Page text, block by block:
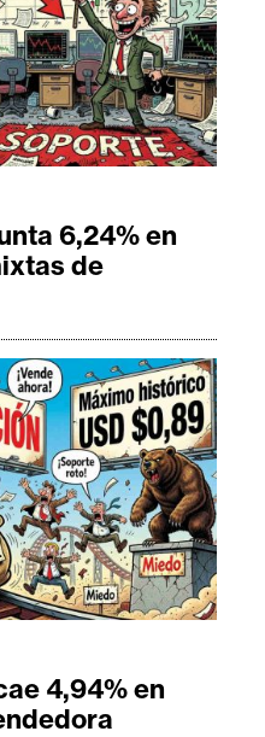
6,24% en
de
4,94% en